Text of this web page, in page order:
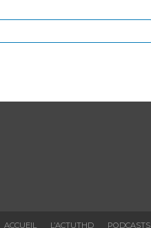
ACCUEIL L’ACTUTHD PODCASTS